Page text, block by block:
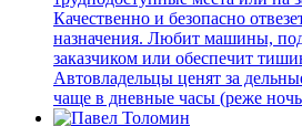
Качественно и безопасно
назначения. Любит машины,
заказчиком или обеспечит
Автовладельцы ценят за
чаще в дневные часы (реже